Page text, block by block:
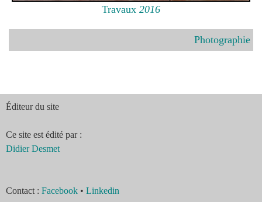
Travaux 2016
Photographie
Éditeur du site
Ce site est édité par :
Didier Desmet
Contact : Facebook • Linkedin